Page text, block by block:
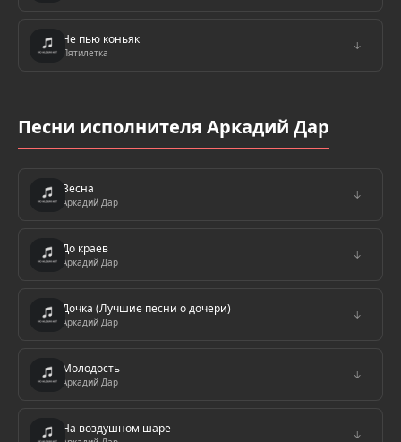
Не пью коньяк
Пятилетка
↓
Песни исполнителя Аркадий Дар
Весна
Аркадий Дар
↓
До краев
Аркадий Дар
↓
Дочка (Лучшие песни о дочери)
Аркадий Дар
↓
Молодость
Аркадий Дар
↓
На воздушном шаре ↓